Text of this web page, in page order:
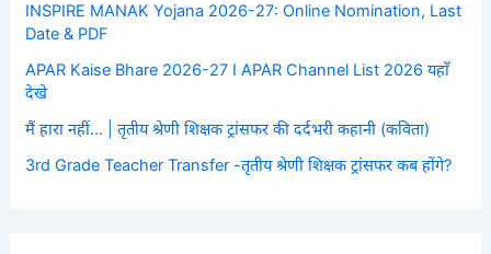
INSPIRE MANAK Yojana 2026-27: Online Nomination, Last
Date & PDF
APAR Kaise Bhare 2026-27 I APAR Channel List 2026 यहाँ
देखे
मैं हारा नहीं… | तृतीय श्रेणी शिक्षक ट्रांसफर की दर्दभरी कहानी (कविता)
3rd Grade Teacher Transfer -तृतीय श्रेणी शिक्षक ट्रांसफर कब होंगे?